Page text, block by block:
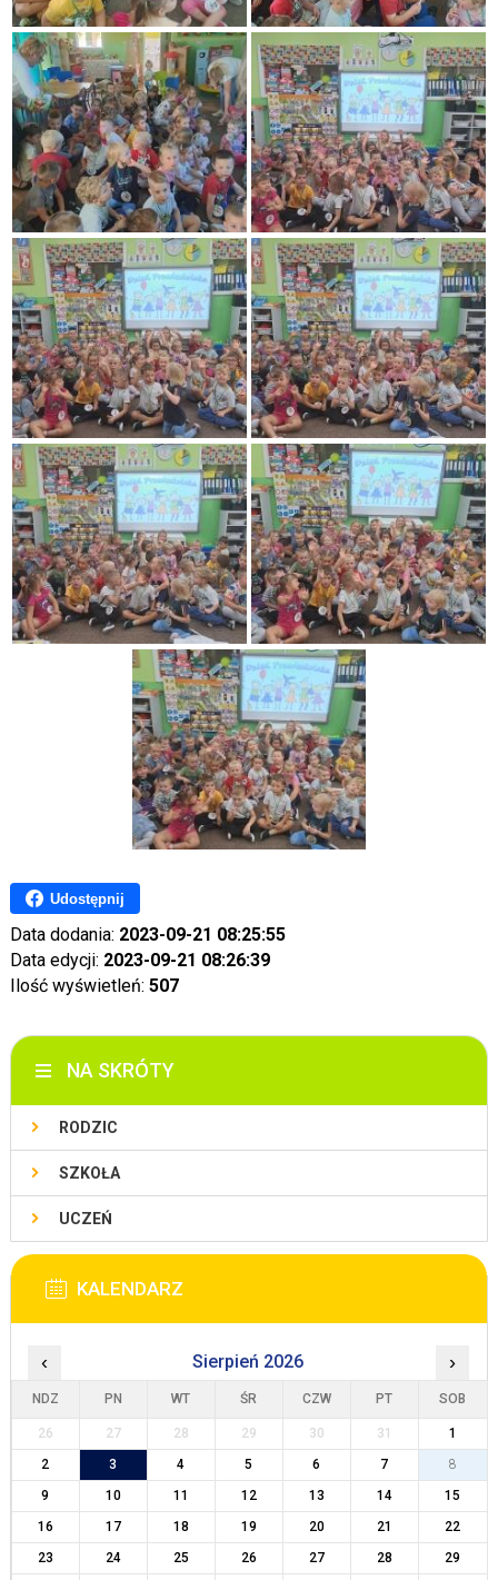
Udostępnij
Data dodania: 2023-09-21 08:25:55
Data edycji: 2023-09-21 08:26:39
Ilość wyświetleń: 507
NA SKRÓTY
RODZIC
SZKOŁA
UCZEŃ
KALENDARZ
‹ Sierpień 2026 ›
NDZ PN WT ŚR CZW PT SOB
26 27 28 29 30 31
1
2
3 4 5 6 7
8
9
10 11 12 13 14
15
16
17 18 19 20 21
22
23
24 25 26 27 28
29